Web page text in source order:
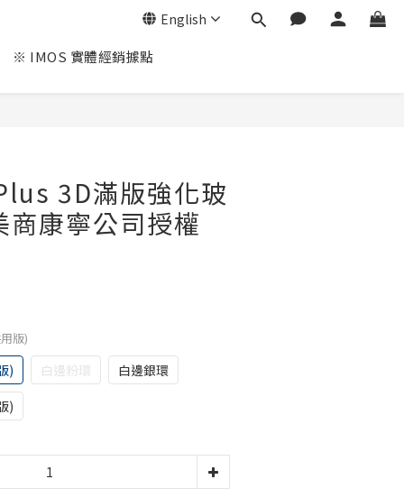
English
※ IMOS 實體經銷據點
3D滿版強化玻
商康寧公司授權
版)
) 白邊粉環
白邊銀環
)